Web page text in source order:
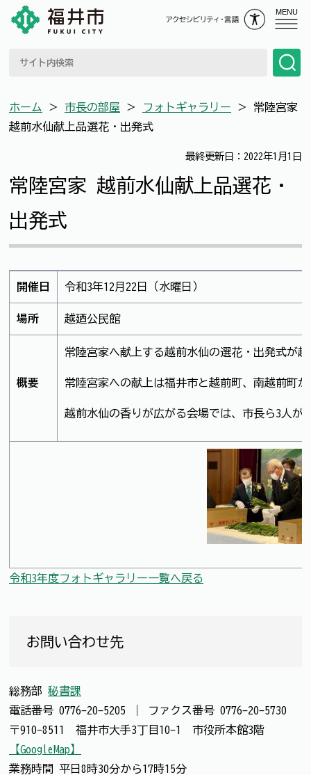
MENU
ホーム ＞ 市長の部屋 ＞ フォトギャラリー ＞ 常陸宮家
越前水仙献上品選花・出発式
最終更新日：2022年1月1日
常陸宮家 越前水仙献上品選花・
出発式
開催日 令和3年12月22日（水曜日）
場所 越廼公民館
概要
常陸宮家へ献上する越前水仙の選花・出発式が
常陸宮家への献上は福井市と越前町、南越前町
越前水仙の香りが広がる会場では、市長ら3人
令和3年度フォトギャラリー一覧へ戻る
お問い合わせ先
総務部 秘書課
電話番号 0776-20-5205 ファクス番号 0776-20-5730
〒910-8511 福井市大手3丁目10-1 市役所本館3階
【GoogleMap】
業務時間 平日8時30分から17時15分